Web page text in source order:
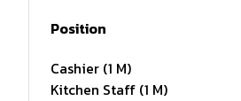
Position
Cashier (1 M)
Kitchen Staff (1 M)